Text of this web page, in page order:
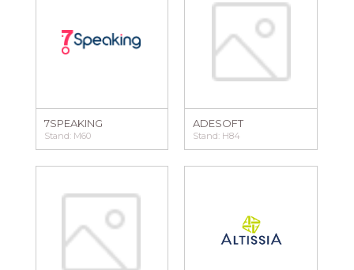
7SPEAKING
Stand: M60
ADESOFT
Stand: H84